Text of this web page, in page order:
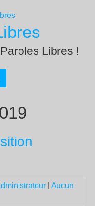
Libres !
Aucun